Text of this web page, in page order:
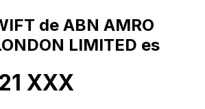
de ABN AMRO
LIMITED es
XXX